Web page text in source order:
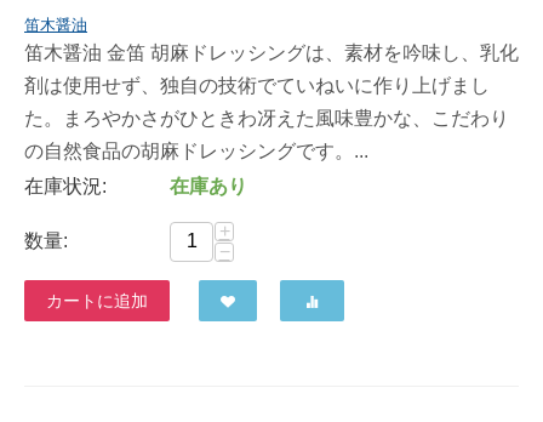
笛木醤油
笛木醤油 金笛 胡麻ドレッシングは、素材を吟味し、乳化
剤は使用せず、独自の技術でていねいに作り上げまし
た。まろやかさがひときわ冴えた風味豊かな、こだわり
の自然食品の胡麻ドレッシングです。...
在庫状況:
在庫あり
数量:
+
−
カートに追加